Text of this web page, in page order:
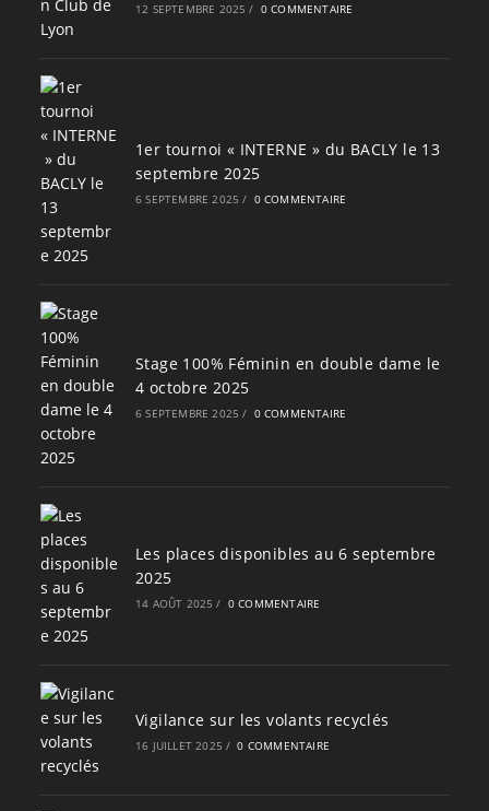
12 SEPTEMBRE 2025 / 0 COMMENTAIRE
1er tournoi « INTERNE » du BACLY le 13
septembre 2025
6 SEPTEMBRE 2025 / 0 COMMENTAIRE
Stage 100% Féminin en double dame le
4 octobre 2025
6 SEPTEMBRE 2025 / 0 COMMENTAIRE
Les places disponibles au 6 septembre
2025
14 AOÛT 2025 / 0 COMMENTAIRE
Vigilance sur les volants recyclés
16 JUILLET 2025 / 0 COMMENTAIRE